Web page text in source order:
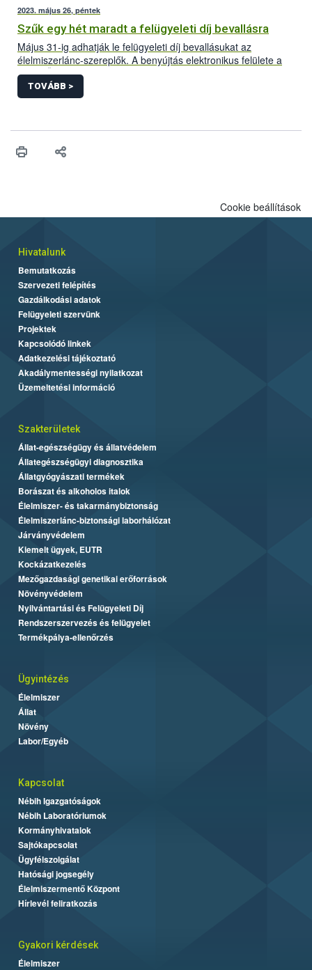
2023. május 26, péntek
Szűk egy hét maradt a felügyeleti díj bevallásra
Május 31-ig adhatják le felügyeleti díj bevallásukat az
élelmiszerlánc-szereplők. A benyújtás elektronikus felülete a
Nébih Ügyfélprofil rendszeréből érhető el. Az érintettek több
mint fele teljesítette már kötelezettségét.
TOVÁBB >
Cookie beállítások
Hivatalunk
Bemutatkozás
Szervezeti felépítés
Gazdálkodási adatok
Felügyeleti szervünk
Projektek
Kapcsolódó linkek
Adatkezelési tájékoztató
Akadálymentességi nyilatkozat
Üzemeltetési információ
Szakterületek
Állat-egészségügy és állatvédelem
Állategészségügyi diagnosztika
Állatgyógyászati termékek
Borászat és alkoholos italok
Élelmiszer- és takarmánybiztonság
Élelmiszerlánc-biztonsági laborhálózat
Járványvédelem
Kiemelt ügyek, EUTR
Kockázatkezelés
Mezőgazdasági genetikai erőforrások
Növényvédelem
Nyilvántartási és Felügyeleti Díj
Rendszerszervezés és felügyelet
Termékpálya-ellenőrzés
Ügyintézés
Élelmiszer
Állat
Növény
Labor/Egyéb
Kapcsolat
Nébih Igazgatóságok
Nébih Laboratóriumok
Kormányhivatalok
Sajtókapcsolat
Ügyfélszolgálat
Hatósági jogsegély
Élelmiszermentő Központ
Hírlevél feliratkozás
Gyakori kérdések
Élelmiszer